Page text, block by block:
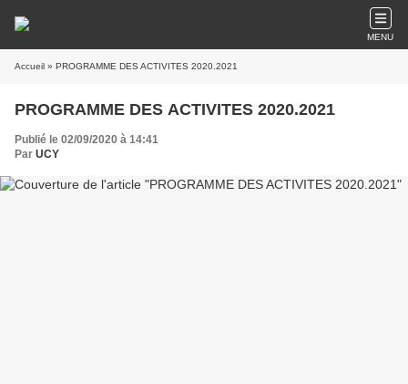
MENU
Accueil » PROGRAMME DES ACTIVITES 2020.2021
PROGRAMME DES ACTIVITES 2020.2021
Publié le 02/09/2020 à 14:41
Par UCY